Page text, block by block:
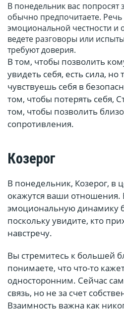
В понедельник вас попросят
обычно предпочитаете. Речь
эмоциональной честности и
ведете разговоры или
требуют доверия.
В том, чтобы позволить
увидеть себя, есть сила, но
чувствуешь себя в
том, чтобы потерять себя,
том, чтобы позволить
сопротивления.
Козерог
В понедельник, Козерог, в
окажутся ваши отношения.
эмоциональную динамику
поскольку увидите, кто
навстречу.
Вы стремитесь к большей
понимаете, что что-то
односторонним. Сейчас
связь, но не за счет
Взаимность важна как